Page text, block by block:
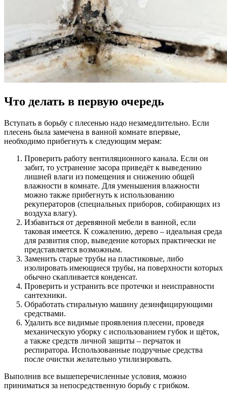
Что делать в первую очередь
Вступать в борьбу с плесенью надо незамедлительно. Если
плесень была замечена в ванной комнате впервые,
необходимо прибегнуть к следующим мерам:
Проверить работу вентиляционного канала. Если он
забит, то устранение засора приведёт к выведению
лишней влаги из помещения и снижению общей
влажности в комнате. Для уменьшения влажности
можно также прибегнуть к использованию
рекуператоров (специальных приборов, собирающих из
воздуха влагу).
Избавиться от деревянной мебели в ванной, если
таковая имеется. К сожалению, дерево – идеальная среда
для развития спор, выведение которых практически не
представляется возможным.
Заменить старые трубы на пластиковые, либо
изолировать имеющиеся трубы, на поверхности которых
обычно скапливается конденсат.
Проверить и устранить все протечки и неисправности
сантехники.
Обработать стиральную машину дезинфицирующими
средствами.
Удалить все видимые проявления плесени, проведя
механическую уборку с использованием губок и щёток,
а также средств личной защиты – перчаток и
респиратора. Использованные подручные средства
после очистки желательно утилизировать.
Выполнив все вышеперечисленные условия, можно
приниматься за непосредственную борьбу с грибком.